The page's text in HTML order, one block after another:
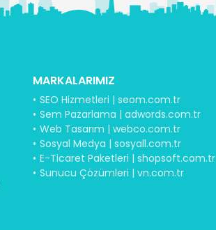
MARKALARIMIZ
SEO Hizmetleri | seom.com.tr
Sem Pazarlama | adwords.com.tr
Web Tasarım | webco.com.tr
Sosyal Medya | sosyall.com.tr
E-Ticaret Paketleri | shopsoft.com.tr
Sunucu Çözümleri | vn.com.tr